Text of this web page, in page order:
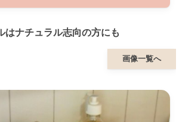
はナチュラル志向の方にも
画像一覧へ